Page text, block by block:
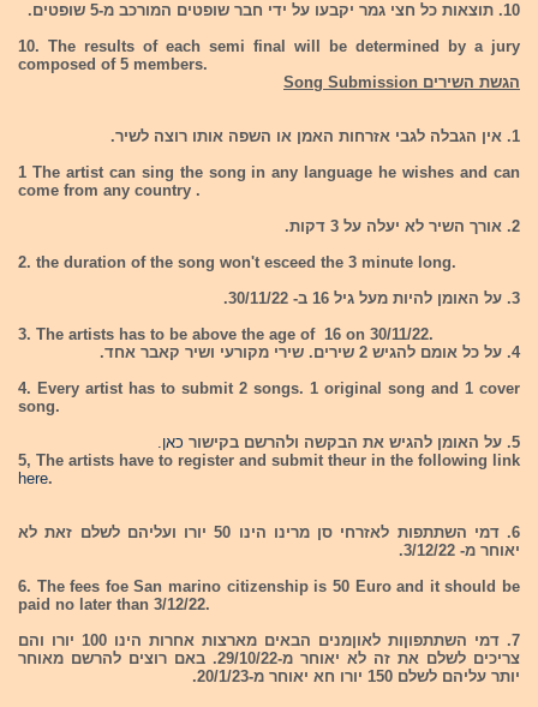
10. תוצאות כל חצי גמר יקבעו על ידי חבר שופטים המורכב מ-5 שופטים.
10. The results of each semi final will be determined by a jury
composed of 5 members.
הגשת השירים Song Submission
1. אין הגבלה לגבי אזרחות האמן או השפה אותו רוצה לשיר.
1 The artist can sing the song in any language he wishes and can
come from any country .
2. אורך השיר לא יעלה על 3 דקות.
2. the duration of the song won't esceed the 3 minute long.
3. על האומן להיות מעל גיל 16 ב- 30/11/22.
3. The artists has to be above the age of 16 on 30/11/22.
4. על כל אומם להגיש 2 שירים. שירי מקורעי ושיר קאבר אחד.
4. Every artist has to submit 2 songs. 1 original song and 1 cover
song.
5. על האומן להגיש את הבקשה ולהרשם בקישור
כאן.
5, The artists have to register and submit theur in the following link
here.
6. דמי השתתפות לאזרחי סן מרינו הינו 50 יורו ועליהם לשלם זאת לא
יאוחר מ- 3/12/22.
6. The fees foe San marino citizenship is 50 Euro and it should be
paid no later than 3/12/22.
7. דמי השתתפוןות לאוןמנים הבאים מארצות אחרות הינו 100 יורו והם
צריכים לשלם את זה לא יאוחר מ-29/10/22. באם רוצים להרשם מאוחר
יותר עליהם לשלם 150 יורו חא יאוחר מ-20/1/23.